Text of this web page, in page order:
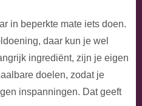
in beperkte mate iets doen.
daar kun je wel
ingrediënt, zijn je eigen
doelen, zodat je
inspanningen. Dat geeft